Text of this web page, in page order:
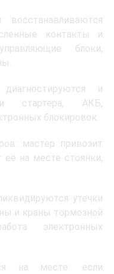
восстанавливаются
контакты и
блоки,
и
стартера, АКБ,
блокировок.
мастер привозит
её на месте стоянки,
утечки
и краны тормозной
электронных
на месте: если